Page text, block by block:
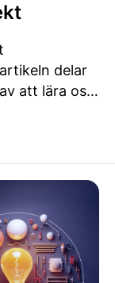
delar
att lära oss